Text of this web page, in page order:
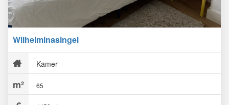
Wilhelminasingel
Kamer
65